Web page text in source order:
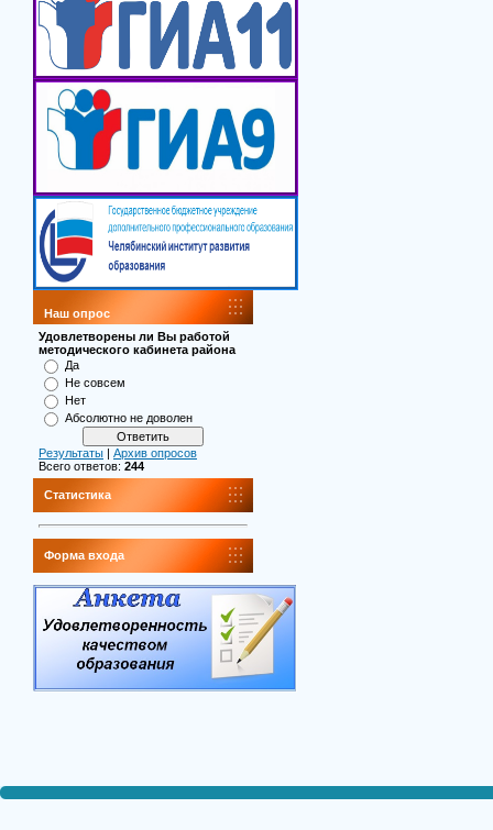
Наш опрос
Удовлетворены ли Вы работой
методического кабинета района
Да
Не совсем
Нет
Абсолютно не доволен
Результаты
Архив опросов
Всего ответов: 244
Статистика
Форма входа